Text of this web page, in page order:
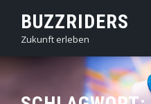
content
BUZZRIDERS
Zukunft erleben